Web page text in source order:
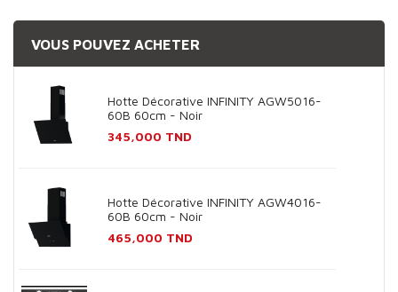
VOUS POUVEZ ACHETER
Hotte Décorative INFINITY AGW5016-
60B 60cm - Noir
Prix
345,000 TND
Hotte Décorative INFINITY AGW4016-
60B 60cm - Noir
Prix
465,000 TND